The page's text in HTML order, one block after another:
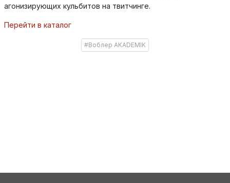
агонизирующих кульбитов на твитчинге.
Перейти в каталог
#Воблер AKADEMIK